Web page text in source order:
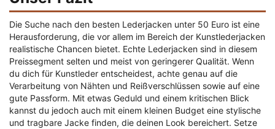
Die Suche nach den besten Lederjacken unter 50 Euro ist eine
Herausforderung, die vor allem im Bereich der Kunstlederjacken
realistische Chancen bietet. Echte Lederjacken sind in diesem
Preissegment selten und meist von geringerer Qualität. Wenn
du dich für Kunstleder entscheidest, achte genau auf die
Verarbeitung von Nähten und Reißverschlüssen sowie auf eine
gute Passform. Mit etwas Geduld und einem kritischen Blick
kannst du jedoch auch mit einem kleinen Budget eine stylische
und tragbare Jacke finden, die deinen Look bereichert. Setze